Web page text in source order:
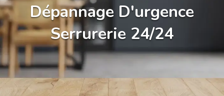
Dépannage D'urgence
Serrurerie 24/24